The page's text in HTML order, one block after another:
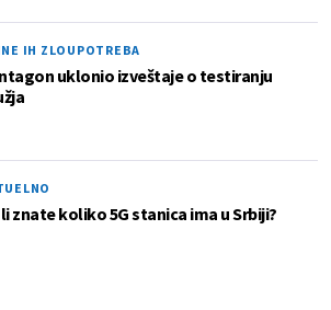
IH ZLOUPOTREBA
uklonio izveštaje o testiranju
li znate koliko 5G stanica ima u Srbiji?